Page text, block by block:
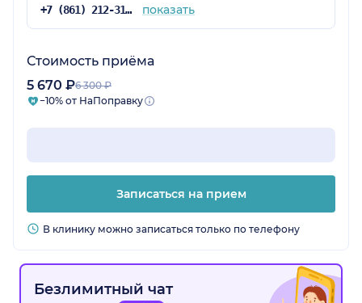
+7 (861) 212-31-28 показать
Стоимость приёма
5 670 ₽6 300 ₽
−10% от НаПоправку
Записаться на прием
В клинику можно записаться только по телефону
Безлимитный чат